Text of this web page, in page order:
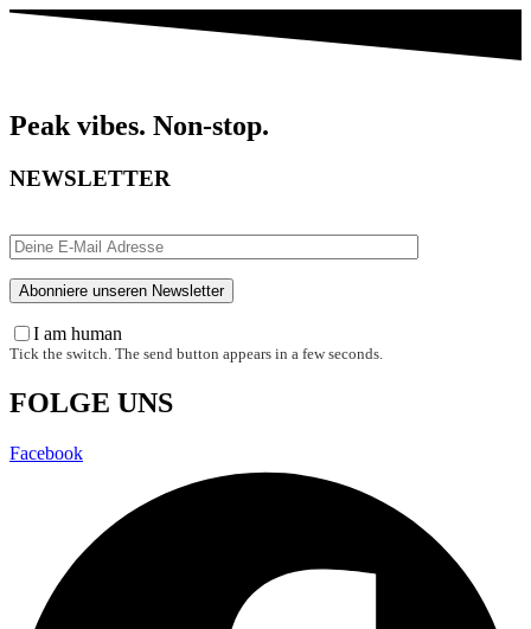
Peak vibes. Non-stop.
NEWSLETTER
I am human
Tick the switch. The send button appears in a few seconds.
FOLGE UNS
Facebook